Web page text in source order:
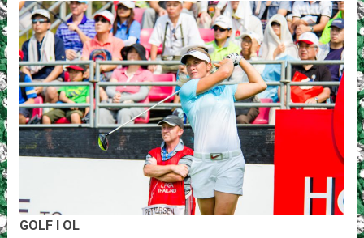
GOLF I OL